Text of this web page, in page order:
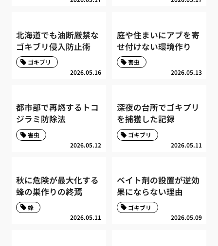
北海道でも油断厳禁な
ゴキブリ侵入防止術
2026.05.16
ゴキブリ
庭や住まいにアブを寄
せ付けない環境作り
2026.05.13
害虫
都市部で再燃するトコ
ジラミ防除法
2026.05.12
害虫
深夜の台所でゴキブリ
を捕獲した記録
2026.05.11
ゴキブリ
秋に危険が最大化する
蜂の巣作りの終焉
2026.05.11
蜂
ベイト剤の設置が逆効
果にならない理由
2026.05.09
ゴキブリ